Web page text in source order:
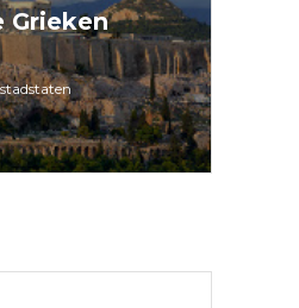
Grieken